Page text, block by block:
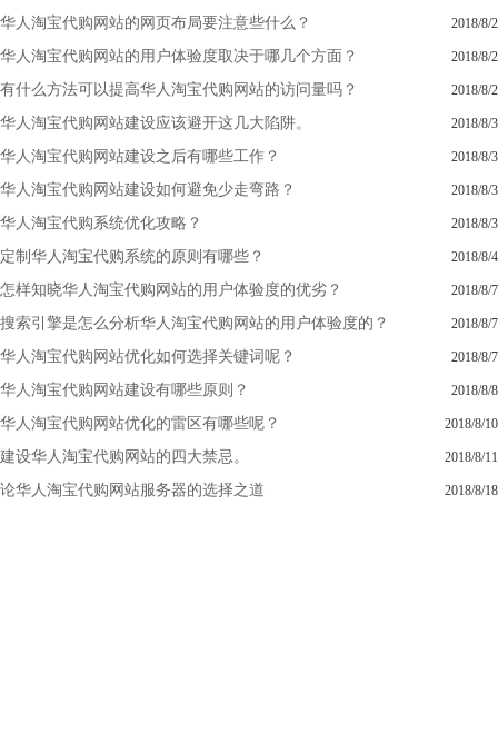
华人淘宝代购网站的网页布局要注意些什么？ 2018/8/2
华人淘宝代购网站的用户体验度取决于哪几个方面？ 2018/8/2
有什么方法可以提高华人淘宝代购网站的访问量吗？ 2018/8/2
华人淘宝代购网站建设应该避开这几大陷阱。 2018/8/3
华人淘宝代购网站建设之后有哪些工作？ 2018/8/3
华人淘宝代购网站建设如何避免少走弯路？ 2018/8/3
华人淘宝代购系统优化攻略？ 2018/8/3
定制华人淘宝代购系统的原则有哪些？ 2018/8/4
怎样知晓华人淘宝代购网站的用户体验度的优劣？ 2018/8/7
搜索引擎是怎么分析华人淘宝代购网站的用户体验度的？ 2018/8/7
华人淘宝代购网站优化如何选择关键词呢？ 2018/8/7
华人淘宝代购网站建设有哪些原则？ 2018/8/8
华人淘宝代购网站优化的雷区有哪些呢？ 2018/8/10
建设华人淘宝代购网站的四大禁忌。 2018/8/11
论华人淘宝代购网站服务器的选择之道 2018/8/18